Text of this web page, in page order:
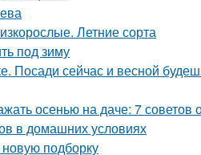
Летние сорта
под зиму
Посади сейчас и весной
осенью на даче: 7 советов
в домашних условиях
подборку